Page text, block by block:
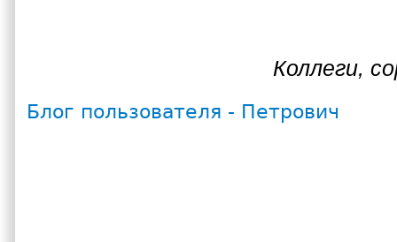
Коллеги,
Блог пользователя - Петрович